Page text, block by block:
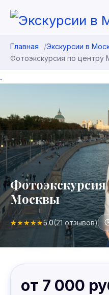
Главная
Экскурсии в
Фотоэкскурсия по центру
.
Москвы
★★★★★5.0(21 отзывов)
от 7 000